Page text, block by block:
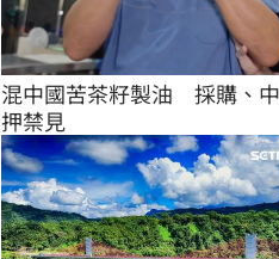
混中國苦茶籽製油　採購、
押禁見